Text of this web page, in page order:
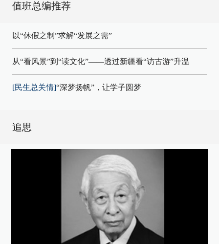
值班总编推荐
以“休假之制”求解“发展之需”
从“看风景”到“读文化”——透过新疆看“访古游”升温
[民生总关情]“深梦扬帆”，让学子圆梦
追思